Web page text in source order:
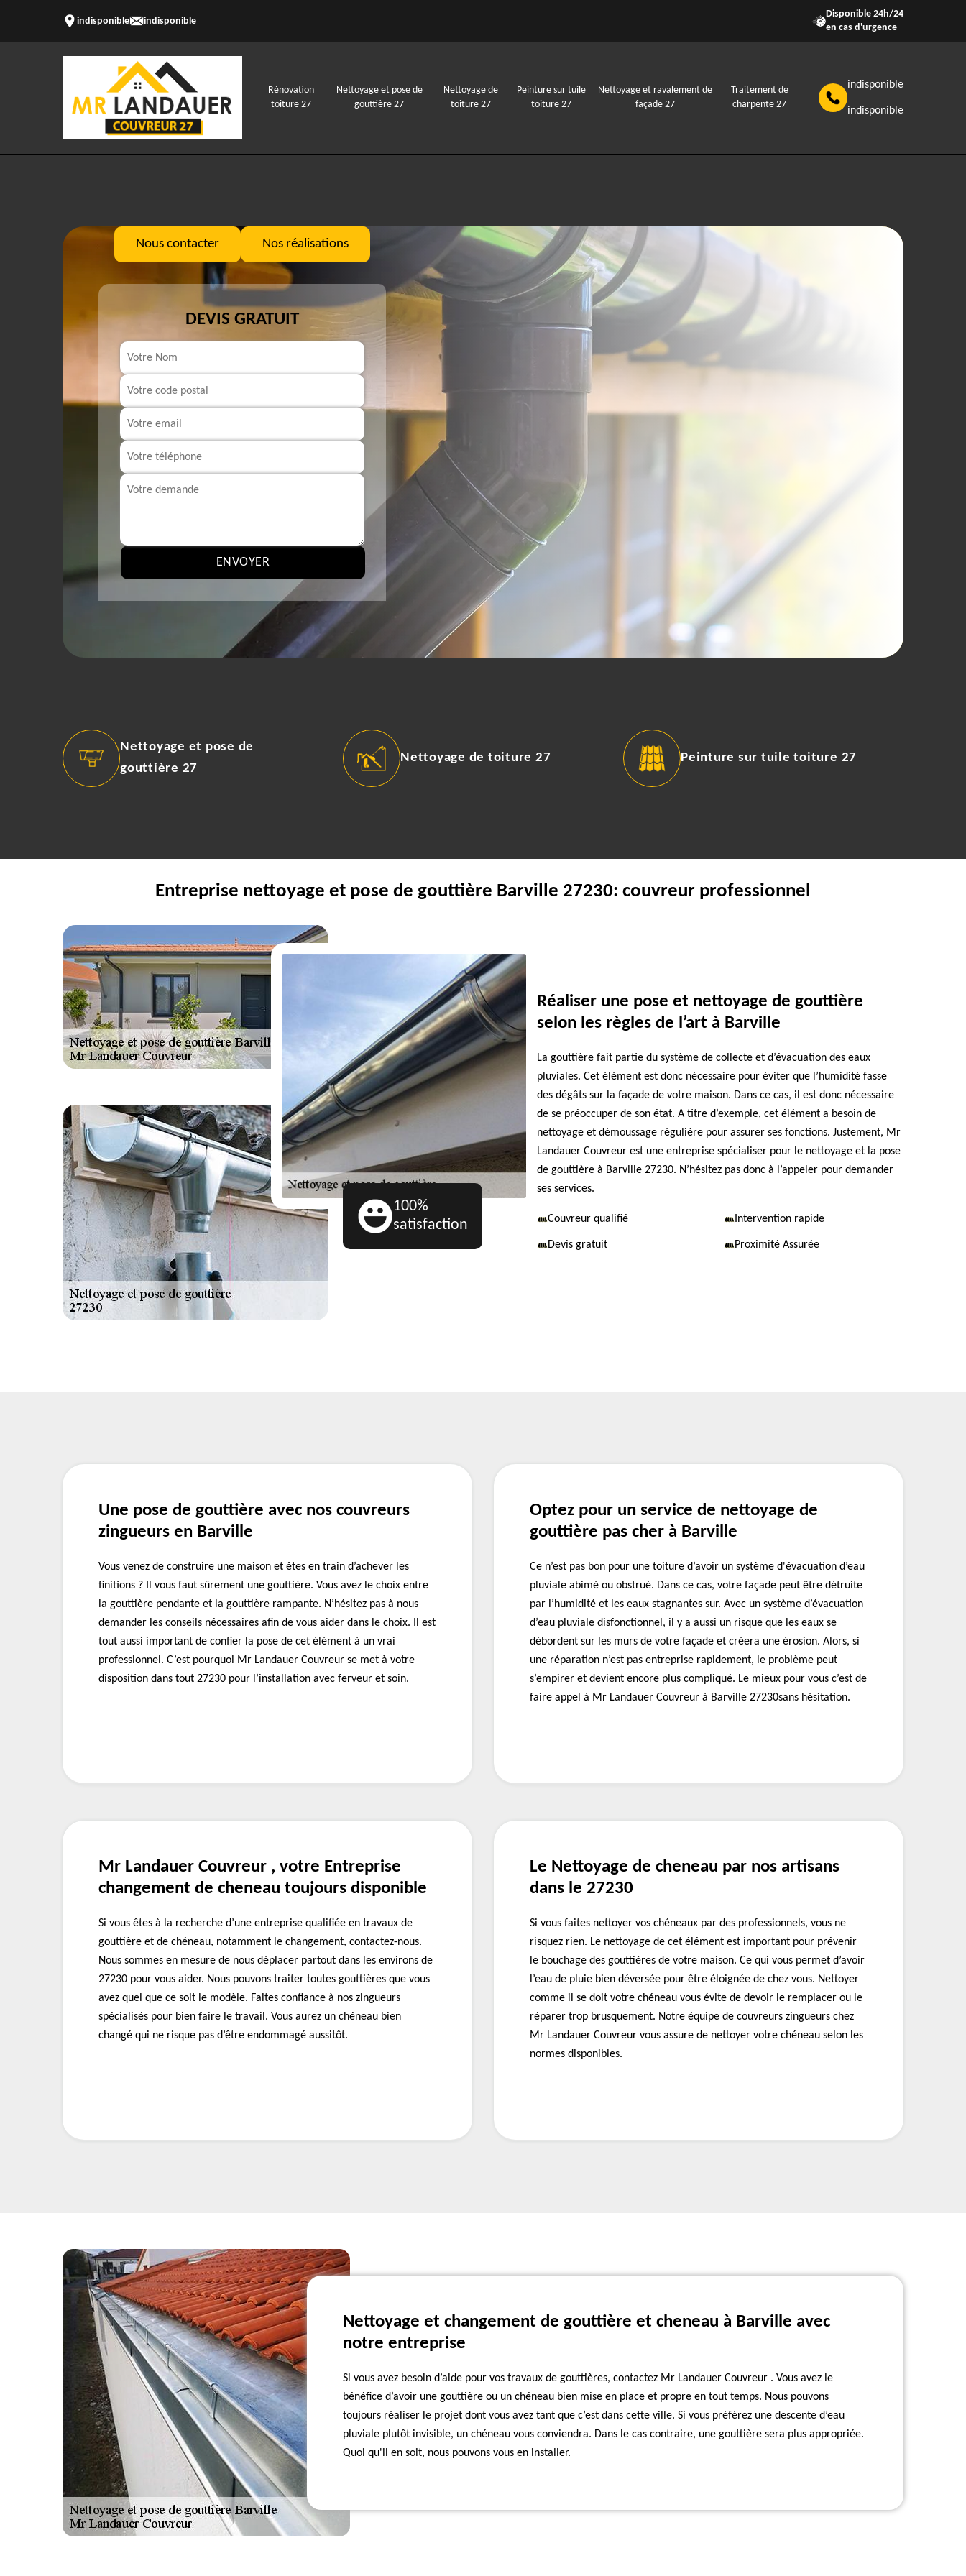
indisponible indisponible
Disponible 24h/24
en cas d'urgence
Rénovation
toiture 27
Nettoyage et pose de
gouttière 27
Nettoyage de
toiture 27
Peinture sur tuile
toiture 27
Nettoyage et ravalement de
façade 27
Traitement de
charpente 27
indisponible
indisponible
Nous contacter Nos réalisations
DEVIS GRATUIT
Nettoyage et pose de
gouttière 27
Nettoyage de toiture 27 Peinture sur tuile toiture 27
Entreprise nettoyage et pose de gouttière Barville 27230: couvreur professionnel
100%
satisfaction
Réaliser une pose et nettoyage de gouttière
selon les règles de l’art à Barville
La gouttière fait partie du système de collecte et d’évacuation des eaux
pluviales. Cet élément est donc nécessaire pour éviter que l’humidité fasse
des dégâts sur la façade de votre maison. Dans ce cas, il est donc nécessaire
de se préoccuper de son état. A titre d’exemple, cet élément a besoin de
nettoyage et démoussage régulière pour assurer ses fonctions. Justement, Mr
Landauer Couvreur est une entreprise spécialiser pour le nettoyage et la pose
de gouttière à Barville 27230. N’hésitez pas donc à l’appeler pour demander
ses services.
Couvreur qualifié Intervention rapide
Devis gratuit Proximité Assurée
Une pose de gouttière avec nos couvreurs
zingueurs en Barville
Vous venez de construire une maison et êtes en train d’achever les
finitions ? Il vous faut sûrement une gouttière. Vous avez le choix entre
la gouttière pendante et la gouttière rampante. N’hésitez pas à nous
demander les conseils nécessaires afin de vous aider dans le choix. Il est
tout aussi important de confier la pose de cet élément à un vrai
professionnel. C’est pourquoi Mr Landauer Couvreur se met à votre
disposition dans tout 27230 pour l’installation avec ferveur et soin.
Optez pour un service de nettoyage de
gouttière pas cher à Barville
Ce n’est pas bon pour une toiture d’avoir un système d'évacuation d’eau
pluviale abimé ou obstrué. Dans ce cas, votre façade peut être détruite
par l’humidité et les eaux stagnantes sur. Avec un système d’évacuation
d’eau pluviale disfonctionnel, il y a aussi un risque que les eaux se
débordent sur les murs de votre façade et créera une érosion. Alors, si
une réparation n’est pas entreprise rapidement, le problème peut
s’empirer et devient encore plus compliqué. Le mieux pour vous c’est de
faire appel à Mr Landauer Couvreur à Barville 27230sans hésitation.
Mr Landauer Couvreur , votre Entreprise
changement de cheneau toujours disponible
Si vous êtes à la recherche d’une entreprise qualifiée en travaux de
gouttière et de chéneau, notamment le changement, contactez-nous.
Nous sommes en mesure de nous déplacer partout dans les environs de
27230 pour vous aider. Nous pouvons traiter toutes gouttières que vous
avez quel que ce soit le modèle. Faites confiance à nos zingueurs
spécialisés pour bien faire le travail. Vous aurez un chéneau bien
changé qui ne risque pas d’être endommagé aussitôt.
Le Nettoyage de cheneau par nos artisans
dans le 27230
Si vous faites nettoyer vos chéneaux par des professionnels, vous ne
risquez rien. Le nettoyage de cet élément est important pour prévenir
le bouchage des gouttières de votre maison. Ce qui vous permet d’avoir
l’eau de pluie bien déversée pour être éloignée de chez vous. Nettoyer
comme il se doit votre chéneau vous évite de devoir le remplacer ou le
réparer trop brusquement. Notre équipe de couvreurs zingueurs chez
Mr Landauer Couvreur vous assure de nettoyer votre chéneau selon les
normes disponibles.
Nettoyage et changement de gouttière et cheneau à Barville avec
notre entreprise
Si vous avez besoin d’aide pour vos travaux de gouttières, contactez Mr Landauer Couvreur . Vous avez le
bénéfice d’avoir une gouttière ou un chéneau bien mise en place et propre en tout temps. Nous pouvons
toujours réaliser le projet dont vous avez tant que c’est dans cette ville. Si vous préférez une descente d’eau
pluviale plutôt invisible, un chéneau vous conviendra. Dans le cas contraire, une gouttière sera plus appropriée.
Quoi qu'il en soit, nous pouvons vous en installer.